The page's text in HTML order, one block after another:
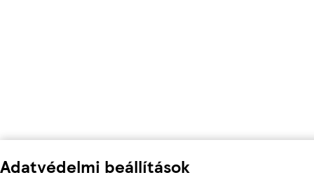
Adatvédelmi beállítások